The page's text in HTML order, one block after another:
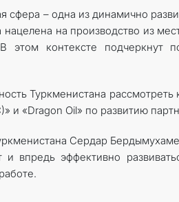
сфера – одна из динамично
нацелена на производство из
контексте подчеркнут
Туркменистана
и «Dragon Oil» по развитию
Сердар
и впредь эффективно